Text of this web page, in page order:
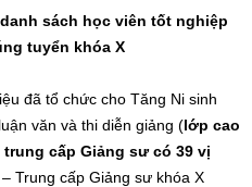
sách học viên tốt nghiệp
tuyển khóa X
đã tổ chức cho Tăng Ni sinh
văn và thi diễn giảng (lớp cao
cấp Giảng sư có 39 vị
Trung cấp Giảng sư khóa X